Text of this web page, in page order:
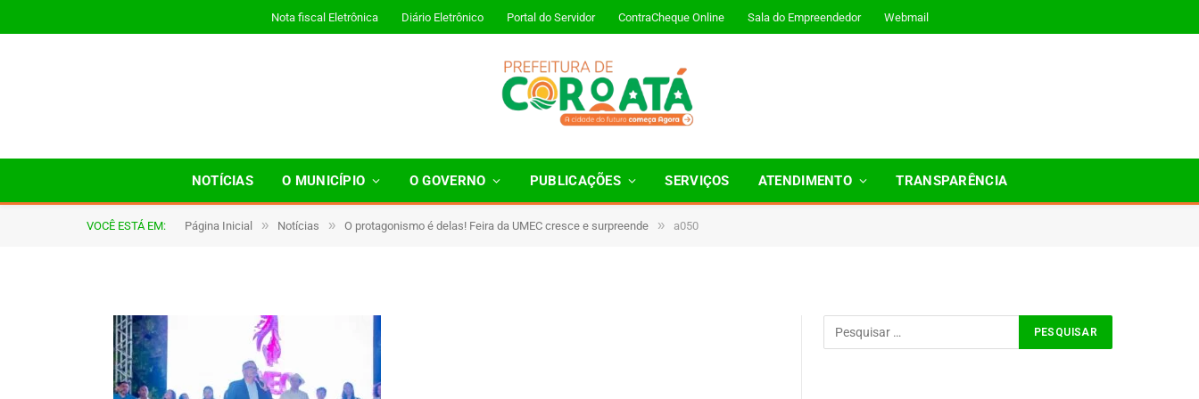
Nota fiscal Eletrônica Diário Eletrônico Portal do Servidor ContraCheque Online Sala do Empreendedor Webmail
NOTÍCIAS O MUNICÍPIO O GOVERNO PUBLICAÇÕES SERVIÇOS ATENDIMENTO TRANSPARÊNCIA
VOCÊ ESTÁ EM: Página Inicial » Notícias » O protagonismo é delas! Feira da UMEC cresce e surpreende » a050